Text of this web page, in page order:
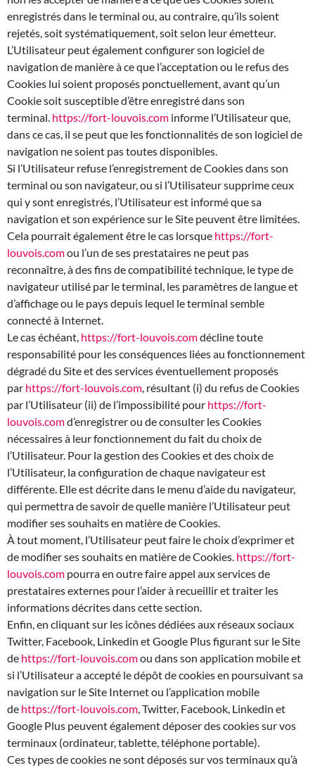
enregistrés dans le terminal ou, au contraire, qu’ils soient
rejetés, soit systématiquement, soit selon leur émetteur.
L’Utilisateur peut également configurer son logiciel de
navigation de manière à ce que l’acceptation ou le refus des
Cookies lui soient proposés ponctuellement, avant qu’un
Cookie soit susceptible d’être enregistré dans son
terminal. https://fort-louvois.com informe l’Utilisateur que,
dans ce cas, il se peut que les fonctionnalités de son logiciel de
navigation ne soient pas toutes disponibles.
Si l’Utilisateur refuse l’enregistrement de Cookies dans son
terminal ou son navigateur, ou si l’Utilisateur supprime ceux
qui y sont enregistrés, l’Utilisateur est informé que sa
navigation et son expérience sur le Site peuvent être limitées.
Cela pourrait également être le cas lorsque https://fort-
louvois.comou l’un de ses prestataires ne peut pas
reconnaître, à des fins de compatibilité technique, le type de
navigateur utilisé par le terminal, les paramètres de langue et
d’affichage ou le pays depuis lequel le terminal semble
connecté à Internet.
Le cas échéant, https://fort-louvois.comdécline toute
responsabilité pour les conséquences liées au fonctionnement
dégradé du Site et des services éventuellement proposés
par https://fort-louvois.com, résultant (i) du refus de Cookies
par l’Utilisateur (ii) de l’impossibilité pour https://fort-
louvois.comd’enregistrer ou de consulter les Cookies
nécessaires à leur fonctionnement du fait du choix de
l’Utilisateur. Pour la gestion des Cookies et des choix de
l’Utilisateur, la configuration de chaque navigateur est
différente. Elle est décrite dans le menu d’aide du navigateur,
qui permettra de savoir de quelle manière l’Utilisateur peut
modifier ses souhaits en matière de Cookies.
À tout moment, l’Utilisateur peut faire le choix d’exprimer et
de modifier ses souhaits en matière de Cookies. https://fort-
louvois.com pourra en outre faire appel aux services de
prestataires externes pour l’aider à recueillir et traiter les
informations décrites dans cette section.
Enfin, en cliquant sur les icônes dédiées aux réseaux sociaux
Twitter, Facebook, Linkedin et Google Plus figurant sur le Site
de https://fort-louvois.comou dans son application mobile et
si l’Utilisateur a accepté le dépôt de cookies en poursuivant sa
navigation sur le Site Internet ou l’application mobile
de https://fort-louvois.com, Twitter, Facebook, Linkedin et
Google Plus peuvent également déposer des cookies sur vos
terminaux (ordinateur, tablette, téléphone portable).
Ces types de cookies ne sont déposés sur vos terminaux qu’à